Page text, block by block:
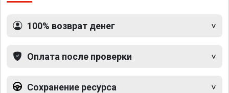
100% возврат денег
Оплата после проверки
Сохранение ресурса